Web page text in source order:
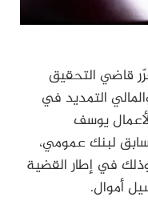
أفريل (نيسان) 2025 – قرّر قاضي التحقيق
التمديد في
يوسف
سابق لبنك عمومي،
في إطار القضية
أموال.